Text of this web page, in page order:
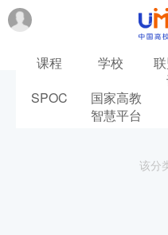
课程 学校
SPOC
国家高教
智慧平台
该分